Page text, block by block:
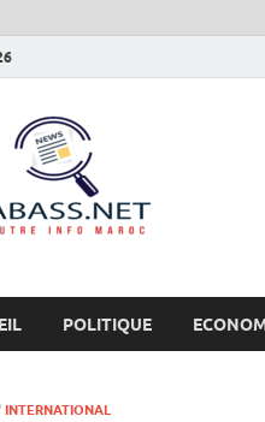
POLITIQUE
INTERNATIONAL